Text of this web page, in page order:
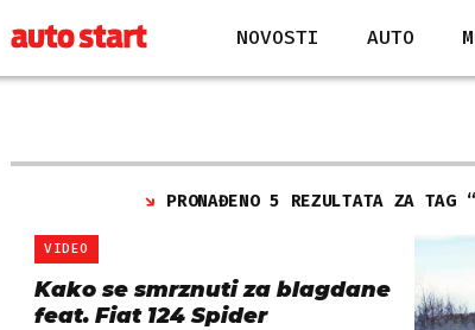
NOVOSTI AUTO
PRONAĐENO 5 REZULTATA ZA TAG “
VIDEO
Kako se smrznuti za blagdane
feat. Fiat 124 Spider